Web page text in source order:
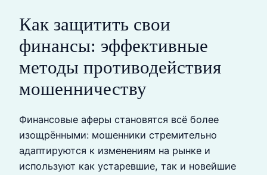
Как защитить свои
финансы: эффективные
методы противодействия
мошенничеству
Финансовые аферы становятся всё более
изощрёнными: мошенники стремительно
адаптируются к изменениям на рынке и
используют как устаревшие, так и новейшие